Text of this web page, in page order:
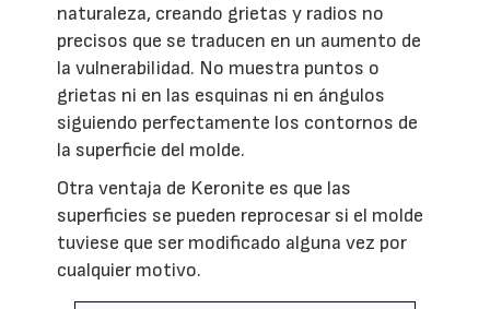
naturaleza, creando grietas y radios no
precisos que se traducen en un aumento de
la vulnerabilidad. No muestra puntos o
grietas ni en las esquinas ni en ángulos
siguiendo perfectamente los contornos de
la superficie del molde.
Otra ventaja de Keronite es que las
superficies se pueden reprocesar si el molde
tuviese que ser modificado alguna vez por
cualquier motivo.